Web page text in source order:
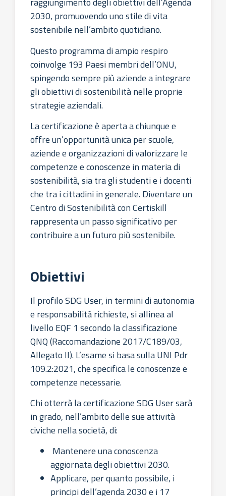
2030, promuovendo uno stile di vita
sostenibile nell’ambito quotidiano.
Questo programma di ampio respiro
coinvolge 193 Paesi membri dell’ONU,
spingendo sempre più aziende a integrare
gli obiettivi di sostenibilità nelle proprie
strategie aziendali.
La certificazione è aperta a chiunque e
offre un’opportunità unica per scuole,
aziende e organizzazioni di valorizzare le
competenze e conoscenze in materia di
sostenibilità, sia tra gli studenti e i docenti
che tra i cittadini in generale. Diventare un
Centro di Sostenibilità con Certiskill
rappresenta un passo significativo per
contribuire a un futuro più sostenibile.
Obiettivi
Il profilo SDG User, in termini di autonomia
e responsabilità richieste, si allinea al
livello EQF 1 secondo la classificazione
QNQ (Raccomandazione 2017/C189/03,
Allegato II). L’esame si basa sulla UNI Pdr
109.2:2021, che specifica le conoscenze e
competenze necessarie.
Chi otterrà la certificazione SDG User sarà
in grado, nell’ambito delle sue attività
civiche nella società, di:
Mantenere una conoscenza
aggiornata degli obiettivi 2030.
Applicare, per quanto possibile, i
principi dell’agenda 2030 e i 17